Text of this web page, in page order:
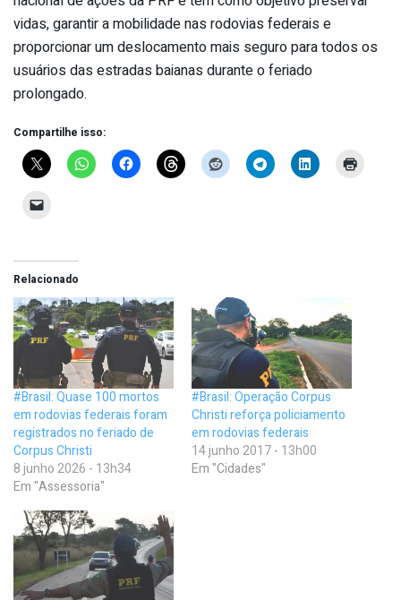
vidas, garantir a mobilidade nas rodovias federais e
proporcionar um deslocamento mais seguro para todos os
usuários das estradas baianas durante o feriado
prolongado.
Compartilhe isso:
Relacionado
#Brasil: Quase 100 mortos
em rodovias federais foram
registrados no feriado de
Corpus Christi
8 junho 2026 - 13h34
Em "Assessoria"
#Brasil: Operação Corpus
Christi reforça policiamento
em rodovias federais
14 junho 2017 - 13h00
Em "Cidades"